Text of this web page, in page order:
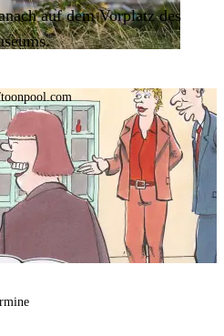
der
ist der
der Stadt Dortmund der
Hier ist für alle was
auf dem Vorplatz des